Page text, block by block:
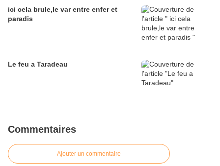
ici cela brule,le var entre enfer et
paradis
Le feu a Taradeau
Commentaires
Ajouter un commentaire